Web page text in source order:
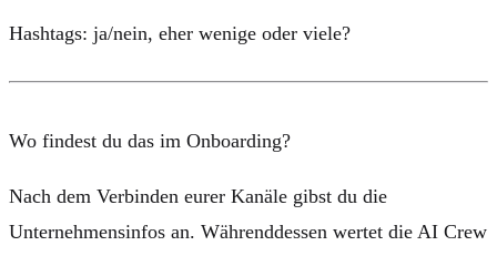
Hashtags: ja/nein, eher wenige oder viele?
Wo findest du das im Onboarding?
Nach dem Verbinden eurer Kanäle gibst du die
Unternehmensinfos an. Währenddessen wertet die AI Crew